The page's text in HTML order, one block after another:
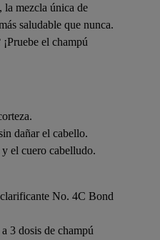
la mezcla única de
saludable que nunca.
el champú
dañar el cabello.
el cuero cabelludo.
No. 4C Bond
3 dosis de champú